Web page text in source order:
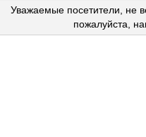
Уважаемые посетители, не
пожалуйста,